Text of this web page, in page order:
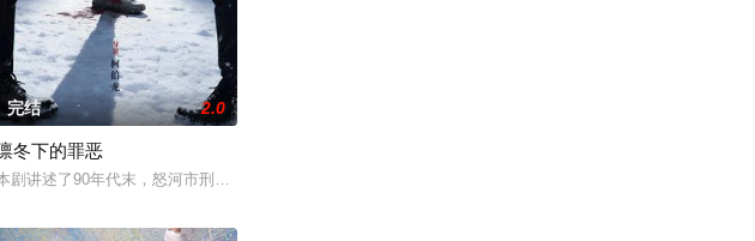
和黄鹰等人开始筹备建立冀南银行，手艺人张宝田在共产党人
贞羽 饰）因意外踏入玄机界，继而卷入虎云国内乱的漩涡，身陷重重危机，而在一次次险象环生中
黄杨钿甜 饰），虽自小被父母忽视，在艰苦环境中长大，但她始终刻苦学习，憧憬未来。为此，苏琳苦练
完结 2.0
冬下的罪恶
剧讲述了90年代末，怒河市刑侦支队在无普及监控、无DNA鉴定技术的支持下，通过摸排、勘查等传统刑